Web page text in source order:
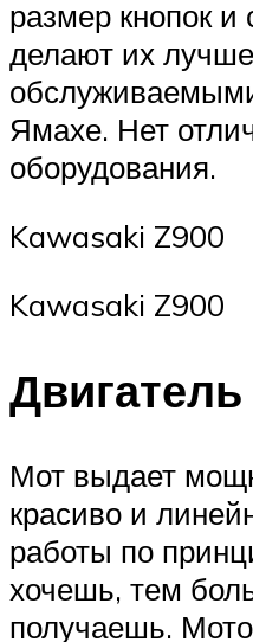
размер кнопок и
делают их лучше
Ямахе. Нет
оборудования.
Kawasaki Z900
Kawasaki Z900
Мот выдает
красиво и
работы по
хочешь, тем
получаешь.